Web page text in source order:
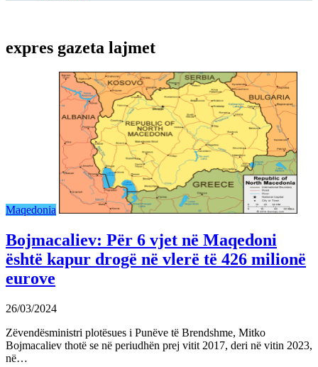
expres gazeta lajmet
Maqedonia
Bojmacaliev: Për 6 vjet në Maqedoni
është kapur drogë në vlerë të 426 milionë
eurove
26/03/2024
Zëvendësministri plotësues i Punëve të Brendshme, Mitko
Bojmacaliev thotë se në periudhën prej vitit 2017, deri në vitin 2023,
në…